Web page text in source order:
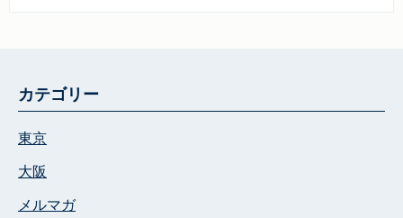
カテゴリー
東京
大阪
メルマガ